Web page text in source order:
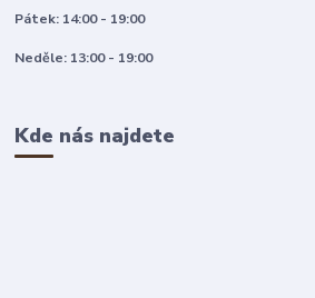
Pátek: 14:00 - 19:00
Neděle: 13:00 - 19:00
Kde nás najdete